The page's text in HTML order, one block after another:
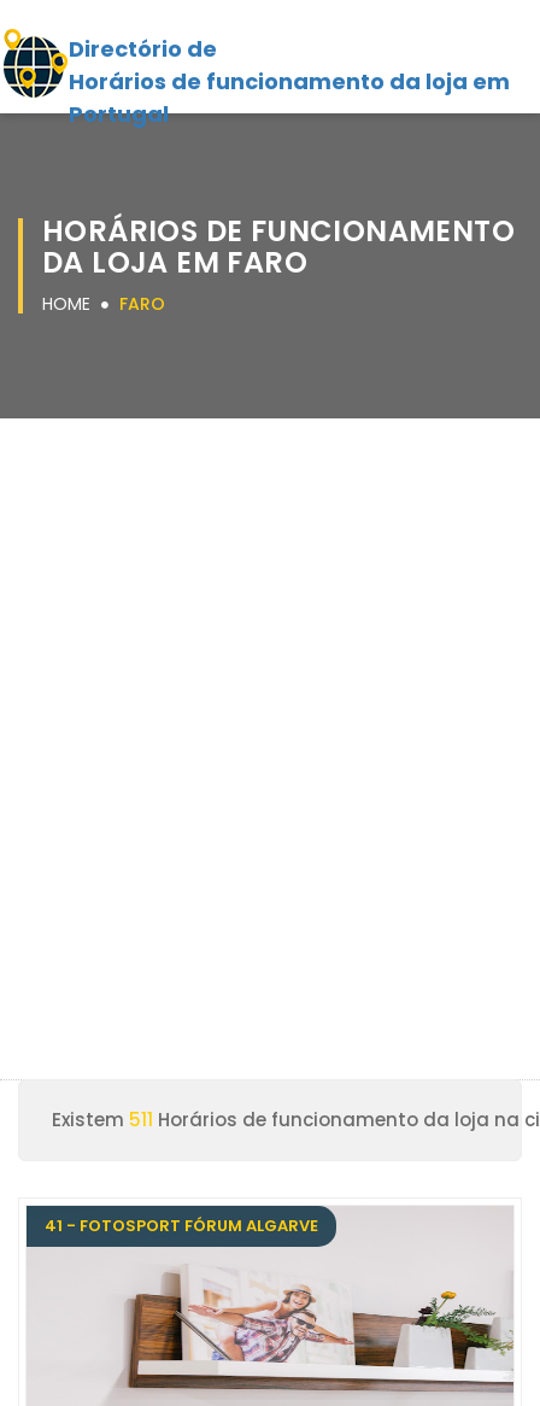
Directório de
Horários de funcionamento da loja em
Portugal
HORÁRIOS DE FUNCIONAMENTO
DA LOJA EM FARO
HOME FARO
Existem 511 Horários de funcionamento da loja na
41 - FOTOSPORT FÓRUM ALGARVE